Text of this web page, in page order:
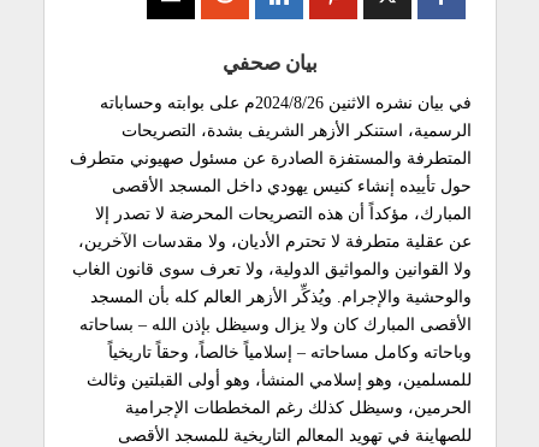
بيان صحفي
في بيان نشره الاثنين 2024/8/26م على بوابته وحساباته
الرسمية، استنكر الأزهر الشريف بشدة، التصريحات
المتطرفة والمستفزة الصادرة عن مسئول صهيوني متطرف
حول تأييده إنشاء كنيس يهودي داخل المسجد الأقصى
المبارك، مؤكداً أن هذه التصريحات المحرضة لا تصدر إلا
عن عقلية متطرفة لا تحترم الأديان، ولا مقدسات الآخرين،
ولا القوانين والمواثيق الدولية، ولا تعرف سوى قانون الغاب
والوحشية والإجرام. ويُذكِّر الأزهر العالم كله بأن المسجد
الأقصى المبارك كان ولا يزال وسيظل بإذن الله – بساحاته
وباحاته وكامل مساحاته – إسلامياً خالصاً، وحقاً تاريخياً
للمسلمين، وهو إسلامي المنشأ، وهو أولى القبلتين وثالث
الحرمين، وسيظل كذلك رغم المخططات الإجرامية
للصهاينة في تهويد المعالم التاريخية للمسجد الأقصى